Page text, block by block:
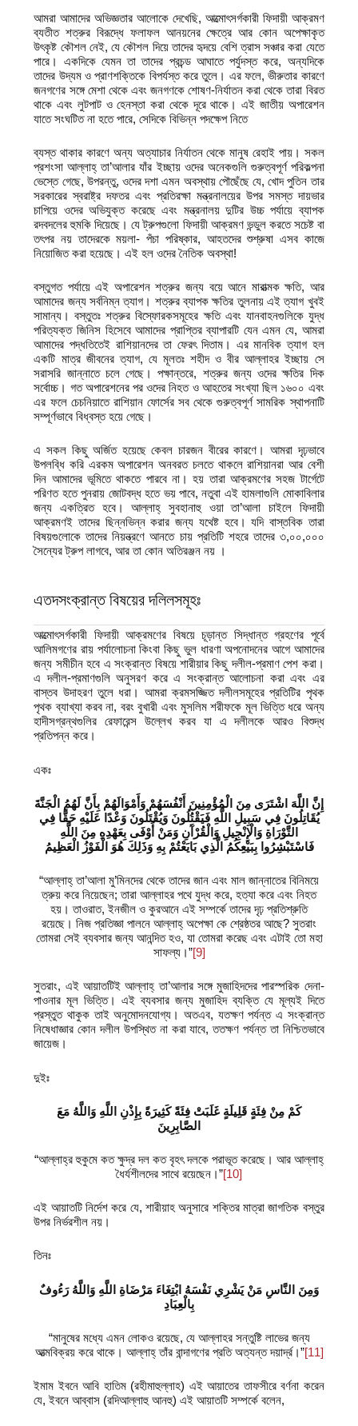
আমরা আমাদের অভিজ্ঞতার আলোকে দেখেছি, আত্মোৎসর্গকারী ফিদায়ী আক্রমণ
ব্যতীত শত্রুর বিরূদ্ধে ফলাফল আনয়নের ক্ষেত্রে আর কোন অপেক্ষাকৃত
উৎকৃষ্ট কৌশল নেই, যে কৌশল দিয়ে তাদের হৃদয়ে বেশি ত্রাস সঞ্চার করা যেতে
পারে। একদিকে যেমন তা তাদের প্রচন্ড আঘাতে পর্যুদস্ত করে, অন্যদিকে
তাদের উদ্যম ও প্রাণশক্তিকে বিপর্যস্ত করে তুলে। এর ফলে, ভীরুতার কারণে
জনগণের সঙ্গে মেশা থেকে এবং জনগণকে শোষণ-নির্যাতন করা থেকে তারা বিরত
থাকে এবং লুটপাট ও হেনস্তা করা থেকে দূরে থাকে। এই জাতীয় অপারেশন
যাতে সংঘটিত না হতে পারে, সেদিকে বিভিন্ন পদক্ষেপ নিতে
ব্যস্ত থাকার কারণে অন্য অত্যাচার নির্যাতন থেকে মানুষ রেহাই পায়। সকল
প্রশংসা আল্লাহ্‌ তা’আলার যাঁর ইচ্ছায় ওদের অনেকগুলি গুরুত্বপূর্ণ পরিকল্পনা
ভেস্তে গেছে, উপরন্তু, ওদের দশা এমন অবস্থায় পৌছেঁছে যে, খোদ পুতিন তার
সরকারের স্বরাষ্ট্র দফতর এবং প্রতিরক্ষা মন্ত্রনালয়ের উপর সমস্ত দায়ভার
চাপিয়ে ওদের অভিযুক্ত করেছে এবং মন্ত্রনালয় দুটির উচ্চ পর্যায়ে ব্যাপক
রদবদলের হুমকি দিয়েছে। যে ট্রুপগুলো ফিদায়ী আক্রমণ ভন্ডুল করতে সচেষ্ট বা
তৎপর নয় তাদেরকে ময়লা- পঁচা পরিষ্কার, আহতদের শুশ্রুষা এসব কাজে
নিয়োজিত করা হয়েছে। এই হল ওদের নৈতিক অবস্থা!
বস্তুগত পর্যায়ে এই অপারেশন শত্রুর জন্য বয়ে আনে মারাত্মক ক্ষতি, আর
আমাদের জন্য সর্বনিম্ন ত্যাগ। শত্রুর ব্যাপক ক্ষতির তুলনায় এই ত্যাগ খুবই
সামান্য। বস্তুতঃ শত্রুর বিস্ফোরকসমূহের ক্ষতি এবং যানবাহনগুলিকে যুদ্ধ
পরিত্যক্ত জিনিস হিসেবে আমাদের প্রাপ্তির ব্যাপারটি যেন এমন যে, আমরা
আমাদের পদ্ধতিতেই রাশিয়ানদের তা ফেরৎ দিতাম। এর মানবিক ত্যাগ হল
একটি মাত্র জীবনের ত্যাগ, যে মূলতঃ শহীদ ও বীর আল্লাহর ইচ্ছায় সে
সরাসরি জান্নাতে চলে গেছে। পক্ষান্তরে, শত্রুর জন্য ওদের ক্ষতির দিক
সর্বোচ্চ। গত অপারেশনের পর ওদের নিহত ও আহতের সংখ্যা ছিল ১৬০০ এবং
এর ফলে চেচনিয়াতে রাশিয়ান ফোর্সের সব থেকে গুরুত্বপূর্ণ সামরিক স্থাপনাটি
সম্পূর্ণভাবে বিধ্বস্ত হয়ে গেছে।
এ সকল কিছু অর্জিত হয়েছে কেবল চারজন বীরের কারণে। আমরা দৃঢ়ভাবে
উপলব্ধি করি এরকম অপারেশন অনবরত চলতে থাকলে রাশিয়ানরা আর বেশী
দিন আমাদের ভূমিতে থাকতে পারবে না। হয় তারা আক্রমণের সহজ টার্গেটে
পরিণত হতে পুনরায় জোটবদ্ধ হতে ভয় পাবে, নতুবা এই হামলাগুলি মোকাবিলার
জন্য একত্রিত হবে। আল্লাহ্‌ সুবহানাহু ওয়া তা’আলা চাইলে ফিদায়ী
আক্রমণই তাদের ছিন্নভিন্ন করার জন্য যথেষ্ট হবে। যদি বাস্তবিক তারা
বিষয়গুলোকে তাদের নিয়ন্ত্রণে আনতে চায় প্রতিটি শহরে তাদের ৩,০০,০০০
সৈন্যের ট্রুপ লাগবে, আর তা কোন অতিরঞ্জন নয় ।
এতদসংক্রান্ত বিষয়ের দলিলসমূহঃ
আত্মোৎসর্গকারী ফিদায়ী আক্রমণের বিষয়ে চূড়ান্ত সিদ্ধান্ত গ্রহণের পূর্বে
আলিমগণের রায় পর্যালোচনা কিংবা কিছু ভুল ধারণা অপনোদনের আগে আমাদের
জন্য সমীচীন হবে এ সংক্রান্ত বিষয়ে শারীয়ার কিছু দলীল-প্রমাণ পেশ করা।
এ দলীল-প্রমাণগুলি অনুসরণ করে এ সংক্রান্ত আলোচনা করা এবং এর
বাস্তব উদাহরণ তুলে ধরা। আমরা ক্রমসজ্জিত দলীলসমূহের প্রতিটির পৃথক
পৃথক ব্যাখ্যা করব না, বরং বুখারী এবং মুসলিম শরীফকে মূল ভিত্তি ধরে অন্য
হাদীসগ্রন্থগুলির রেফারেন্স উল্লেখ করব যা এ দলীলকে আরও বিশুদ্ধ
প্রতিপন্ন করে।
একঃ
إِنَّ اللَّهَ اشْتَرَى مِنَ الْمُؤْمِنِينَ أَنْفُسَهُمْ وَأَمْوَالَهُمْ بِأَنَّ لَهُمُ الْجَنَّةَ
يُقَاتِلُونَ فِي سَبِيلِ اللَّهِ فَيَقْتُلُونَ وَيُقْتَلُونَ وَعْدًا عَلَيْهِ حَقًّا فِي
التَّوْرَاةِ وَالْإِنْجِيلِ وَالْقُرْآَنِ وَمَنْ أَوْفَى بِعَهْدِهِ مِنَ اللَّهِ
فَاسْتَبْشِرُوا بِبَيْعِكُمُ الَّذِي بَايَعْتُمْ بِهِ وَذَلِكَ هُوَ الْفَوْزُ الْعَظِيمُ
“আল্লাহ্‌ তা’আলা মু’মিনদের থেকে তাদের জান এবং মাল জান্নাতের বিনিময়ে
ত্রুয় করে নিয়েছেন; তারা আল্লাহর পথে যুদ্ধ করে, হত্যা করে এবং নিহত
হয়। তাওরাত, ইনজীল ও কুরআনে এই সম্পর্কে তাদের দৃঢ় প্রতিশ্রুতি
রয়েছে। নিজ প্রতিজ্ঞা পালনে আল্লাহ্‌ অপেক্ষা কে শ্রেষ্ঠতর আছে? সুতরাং
তোমরা সেই ব্যবসার জন্য আনন্দিত হও, যা তোমরা করেছ এবং এটাই তো মহা
সাফল্য।”[9]
সুতরাং, এই আয়াতটিই আল্লাহ্‌ তা’আলার সঙ্গে মুজাহিদদের পারস্পরিক দেনা-
পাওনার মূল ভিত্তি। এই ব্যবসার জন্য মুজাহিদ ব্যক্তি যে মূল্যই দিতে
প্রস্তুত থাকুক তাই অনুমোদনযোগ্য। অতএব, যতক্ষণ পর্যন্ত এ সংক্রান্ত
নিষেধাজ্ঞার কোন দলীল উপস্থিত না করা যাবে, ততক্ষণ পর্যন্ত তা নিশ্চিতভাবে
জায়েজ।
দুইঃ
كَمْ مِنْ فِئَةٍ قَلِيلَةٍ غَلَبَتْ فِئَةً كَثِيرَةً بِإِذْنِ اللَّهِ وَاللَّهُ مَعَ
الصَّابِرِينَ
“আল্লাহ্‌র হুকুমে কত ক্ষুদ্র দল কত বৃহৎ দলকে পরাভূত করেছে। আর আল্লাহ্‌
ধৈর্যশীলদের সাথে রয়েছেন।”[10]
এই আয়াতটি নির্দেশ করে যে, শারীয়াহ অনুসারে শক্তির মাত্রা জাগতিক বস্তুর
উপর নির্ভরশীল নয়।
তিনঃ
وَمِنَ النَّاسِ مَنْ يَشْرِي نَفْسَهُ ابْتِغَاءَ مَرْضَاةِ اللَّهِ وَاللَّهُ رَءُوفٌ
بِالْعِبَادِ
“মানুষের মধ্যে এমন লোকও রয়েছে, যে আল্লাহর সন্তুষ্টি লাভের জন্য
আত্মবিক্রয় করে থাকে। আল্লাহ্‌ তাঁর বান্দাগণের প্রতি অত্যন্ত দয়ার্দ্র।”[11]
ইমাম ইবনে আবি হাতিম (রহীমাহুল্লাহ) এই আয়াতের তাফসীরে বর্ণনা করেন
যে, ইবনে আব্বাস (রদিআল্লাহু আনহু) এই আয়াতটি সম্পর্কে বলেন,